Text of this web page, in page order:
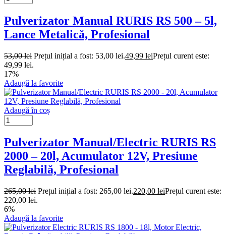
Pulverizator Manual RURIS RS 500 – 5l,
Lance Metalică, Profesional
53,00lei Prețul inițial a fost: 53,00 lei.49,99 leiPrețul curent este:
49,99 lei.
17%
Adaugă la favorite
Adaugă în coș
Pulverizator Manual/Electric RURIS RS
2000 – 20l, Acumulator 12V, Presiune
Reglabilă, Profesional
265,00lei Prețul inițial a fost: 265,00 lei.220,00 leiPrețul curent este:
220,00 lei.
6%
Adaugă la favorite